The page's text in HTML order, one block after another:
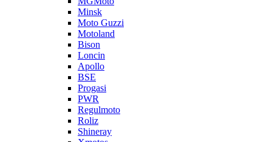
Minsk
Moto Guzzi
Motoland
Bison
Loncin
Apollo
BSE
Progasi
PWR
Regulmoto
Roliz
Shineray